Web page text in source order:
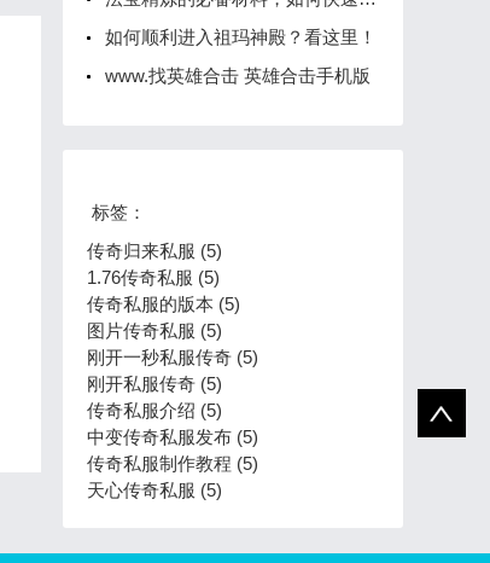
如何顺利进入祖玛神殿？看这里！
www.找英雄合击 英雄合击手机版
标签：
传奇归来私服 (5)
1.76传奇私服 (5)
传奇私服的版本 (5)
图片传奇私服 (5)
刚开一秒私服传奇 (5)
刚开私服传奇 (5)
传奇私服介绍 (5)
中变传奇私服发布 (5)
传奇私服制作教程 (5)
天心传奇私服 (5)